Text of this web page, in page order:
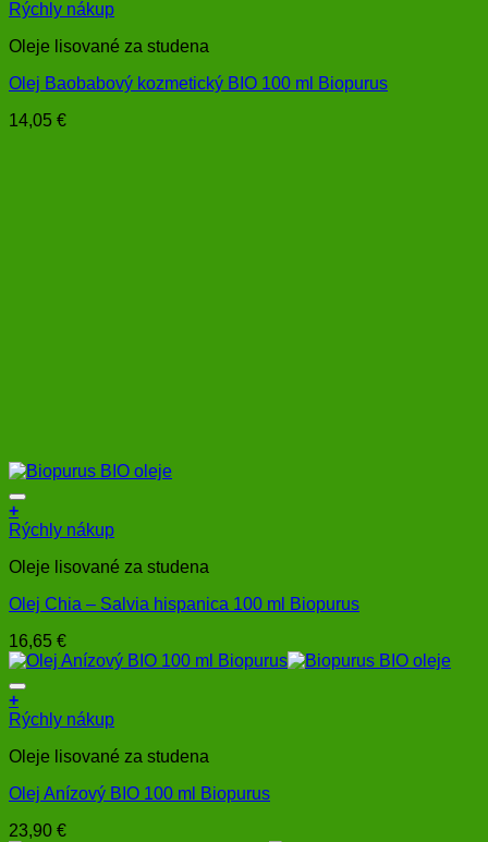
Rýchly nákup
Oleje lisované za studena
Olej Baobabový kozmetický BIO 100 ml Biopurus
14,05 €
+
Rýchly nákup
Oleje lisované za studena
Olej Chia – Salvia hispanica 100 ml Biopurus
16,65 €
+
Rýchly nákup
Oleje lisované za studena
Olej Anízový BIO 100 ml Biopurus
23,90 €